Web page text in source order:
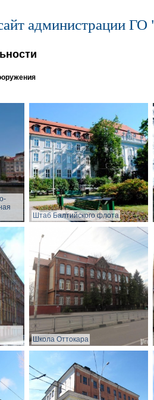
администрации ГО
Штаб Балтийского флота
Школа Оттокара